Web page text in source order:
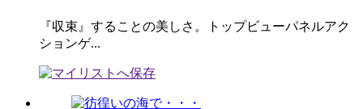
『収束』することの美しさ。トップビューパネルアク
ションゲ...